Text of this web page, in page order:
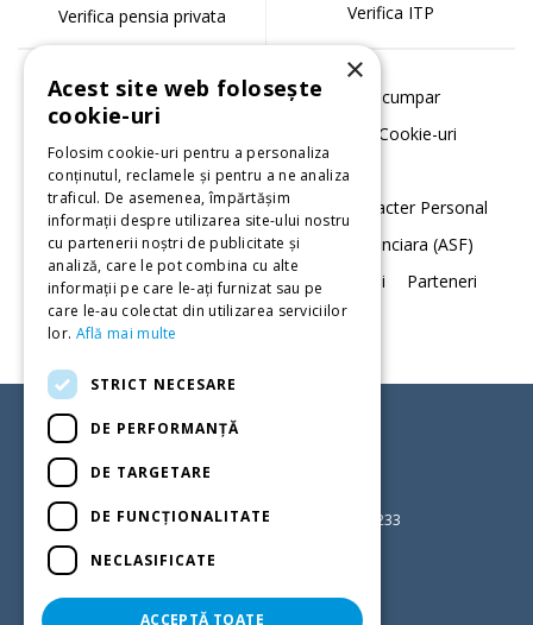
Verifica pensia privata Verifica ITP
Despre noi Serviciile noastre
Cum cumpar
Politica de utilizare Cookie-uri
Acord cookie-uri
Notificare privind Prelucrarea Datelor cu Caracter Personal
Daune
Autoritatea de Supraveghere Financiara (ASF)
Data Protection
Contact Sugestii. Petitii
Parteneri
Registrul intermediarilor
CONTACTEAZA-NE ACUM
Suna-ne la (+4) 021 2121 015
(+4) 0722 123 069 | (+4) 0730 709 233
L - V: 9:00 - 18:00
×
Acest site web folosește
cookie-uri
Folosim cookie-uri pentru a personaliza
conținutul, reclamele și pentru a ne analiza
traficul. De asemenea, împărtășim
informații despre utilizarea site-ului nostru
cu partenerii noștri de publicitate și
analiză, care le pot combina cu alte
informații pe care le-ați furnizat sau pe
care le-au colectat din utilizarea serviciilor
lor. Află mai multe
STRICT NECESARE
DE PERFORMANȚĂ
DE TARGETARE
DE FUNCŢIONALITATE
NECLASIFICATE
ACCEPTĂ TOATE